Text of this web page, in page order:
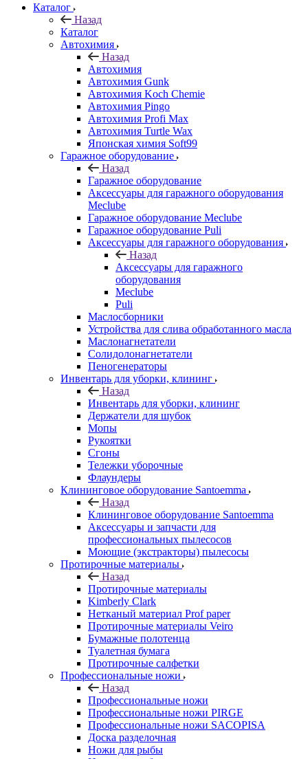
Каталог
Назад
Каталог
Автохимия
Назад
Автохимия
Автохимия Gunk
Автохимия Koch Chemie
Автохимия Pingo
Автохимия Profi Max
Автохимия Turtle Wax
Японская химия Soft99
Гаражное оборудование
Назад
Гаражное оборудование
Аксессуары для гаражного оборудования
Meclube
Гаражное оборудование Meclube
Гаражное оборудование Puli
Аксессуары для гаражного оборудования
Назад
Аксессуары для гаражного
оборудования
Meclube
Puli
Маслосборники
Устройства для слива обработанного масла
Маслонагнетатели
Солидолонагнетатели
Пеногенераторы
Инвентарь для уборки, клининг
Назад
Инвентарь для уборки, клининг
Держатели для шубок
Мопы
Рукоятки
Сгоны
Тележки уборочные
Флаундеры
Клининговое оборудование Santoemma
Назад
Клининговое оборудование Santoemma
Аксессуары и запчасти для
профессиональных пылесосов
Моющие (экстракторы) пылесосы
Протирочные материалы
Назад
Протирочные материалы
Kimberly Clark
Нетканый материал Prof paper
Протирочные материалы Veiro
Бумажные полотенца
Туалетная бумага
Протирочные салфетки
Профессиональные ножи
Назад
Профессиональные ножи
Профессиональные ножи PIRGE
Профессиональные ножи SACOPISA
Доска разделочная
Ножи для рыбы